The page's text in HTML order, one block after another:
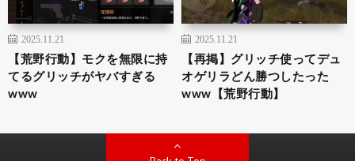
2025.11.21
【荒野行動】モクを無限に持
てるグリッチがヤバすぎる
www
2025.11.21
【再掲】グリッチ使ってデュ
オゲリラどん勝つしたった
www【荒野行動】